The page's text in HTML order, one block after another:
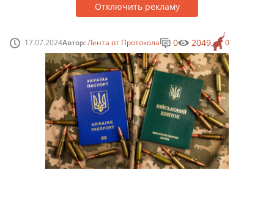
Отключить рекламу
17.07.2024Автор:Лента от Протокола 0
0 2049